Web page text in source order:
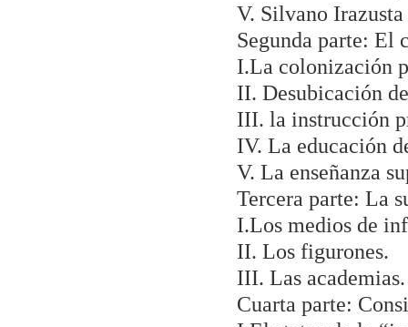
V. Silvano
Segunda parte: El
I.La colonización
II. Desubicación
III. la instrucción
IV. La educación
V. La enseñanza
Tercera parte: La
I.Los medios de
II. Los figurones.
III. Las academias.
Cuarta parte: